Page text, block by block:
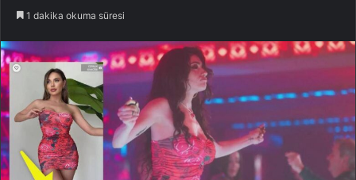
1 dakika okuma süresi